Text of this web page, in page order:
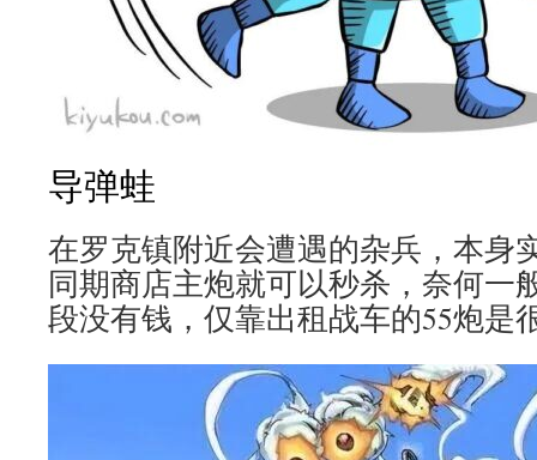
导弹蛙
在罗克镇附近会遭遇的杂兵，本身
同期商店主炮就可以秒杀，奈何一
段没有钱，仅靠出租战车的55炮是